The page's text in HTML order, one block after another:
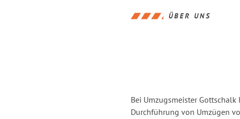
ÜBER UNS
Bei Umzugsmeister
Durchführung von Umzügen